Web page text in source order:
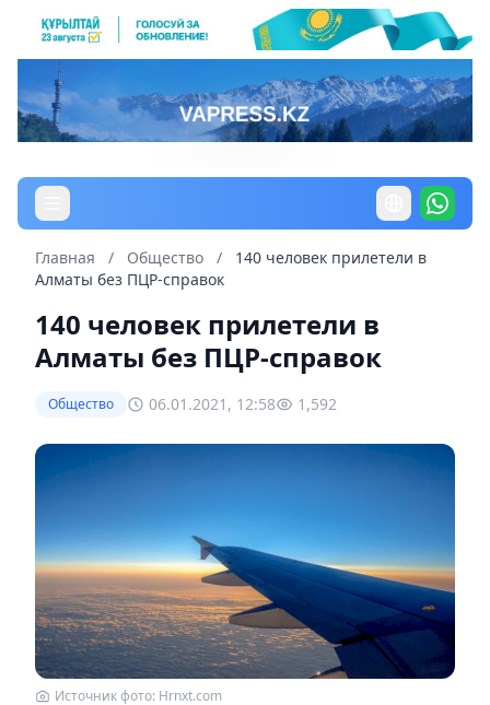
Главная / Общество /
140 человек прилетели в
Алматы без ПЦР-справок
140 человек прилетели в
Алматы без ПЦР-справок
Общество 06.01.2021, 12:58 1,592
Источник фото: Hrnxt.com